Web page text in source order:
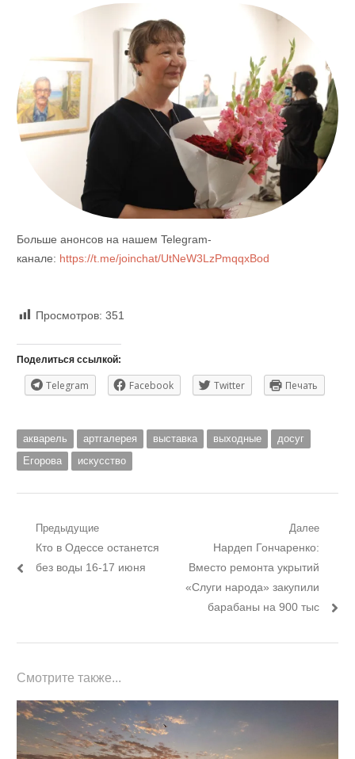
Больше анонсов на нашем Telegram-
канале: https://t.me/joinchat/UtNeW3LzPmqqxBod
Просмотров: 351
Поделиться ссылкой:
Telegram Facebook Twitter Печать
акварель артгалерея выставка выходные
досуг
Егорова
искусство
Навигация
по
Предыдущие
Предыдущий
пост:
Кто в Одессе останется
без воды 16-17 июня
Далее
Следующий
пост:
Нардеп Гончаренко:
Вместо ремонта укрытий
«Слуги народа» закупили
барабаны на 900 тыс
Смотрите также...